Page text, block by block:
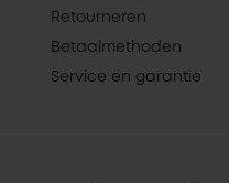
Retourneren
Betaalmethoden
Service en garantie